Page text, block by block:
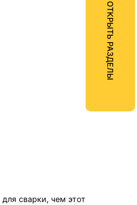
сварки, чем этот
ОТКРЫТЬ РАЗДЕЛЫ